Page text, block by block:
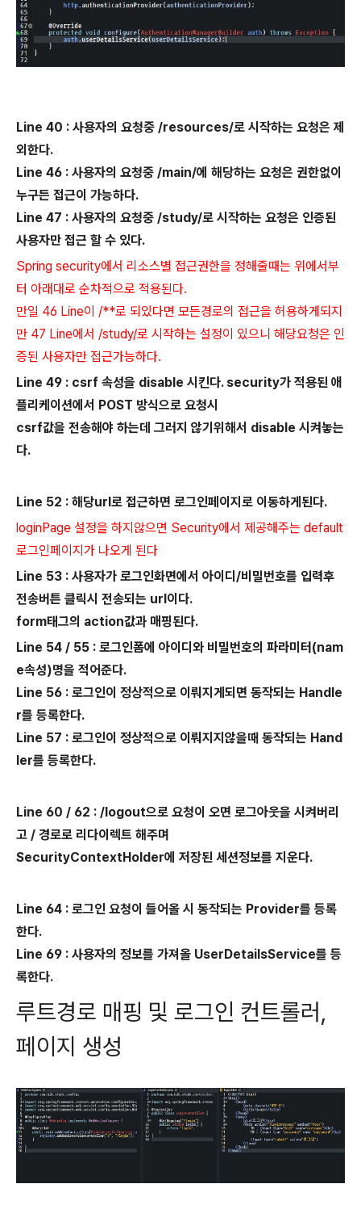
Line 40 : 사용자의 요청중 /resources/로 시작하는 요청은 제
외한다.
Line 46 : 사용자의 요청중 /main/에 해당하는 요청은 권한없이
누구든 접근이 가능하다.
Line 47 : 사용자의 요청중 /study/로 시작하는 요청은 인증된
사용자만 접근 할 수 있다.
Spring security에서 리소스별 접근권한을 정해줄때는 위에서부
터 아래대로 순차적으로 적용된다.
만일 46 Line이 /**로 되있다면 모든경로의 접근을 허용하게되지
만 47 Line에서 /study/로 시작하는 설정이 있으니 해당요청은 인
증된 사용자만 접근가능하다.
Line 49 : csrf 속성을 disable 시킨다. security가 적용된 애
플리케이션에서 POST 방식으로 요청시
csrf값을 전송해야 하는데 그러지 않기위해서 disable 시켜놓는
다.
Line 52 : 해당url로 접근하면 로그인페이지로 이동하게된다.
loginPage 설정을 하지않으면 Security에서 제공해주는 default
로그인페이지가 나오게 된다
Line 53 : 사용자가 로그인화면에서 아이디/비밀번호를 입력후
전송버튼 클릭시 전송되는 url이다.
form태그의 action값과 매핑된다.
Line 54 / 55 : 로그인폼에 아이디와 비밀번호의 파라미터(nam
e속성)명을 적어준다.
Line 56 : 로그인이 정상적으로 이뤄지게되면 동작되는 Handle
r를 등록한다.
Line 57 : 로그인이 정상적으로 이뤄지지않을때 동작되는 Hand
ler를 등록한다.
Line 60 / 62 : /logout으로 요청이 오면 로그아웃을 시켜버리
고 / 경로로 리다이렉트 해주며
SecurityContextHolder에 저장된 세션정보를 지운다.
Line 64 : 로그인 요청이 들어올 시 동작되는 Provider를 등록
한다.
Line 69 : 사용자의 정보를 가져올 UserDetailsService를 등
록한다.
루트경로 매핑 및 로그인 컨트롤러,
페이지 생성